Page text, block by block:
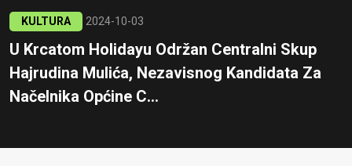
KULTURA 2024-10-03
U Krcatom Holidayu Održan Centralni Skup
Hajrudina Mulića, Nezavisnog Kandidata Za
Načelnika Općine C...